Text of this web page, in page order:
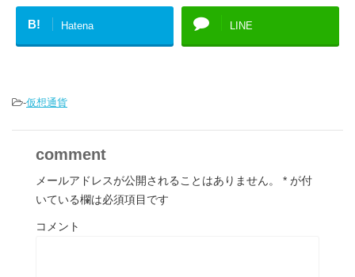
B! Hatena LINE
-仮想通貨
comment
メールアドレスが公開されることはありません。 * が付
いている欄は必須項目です
コメント